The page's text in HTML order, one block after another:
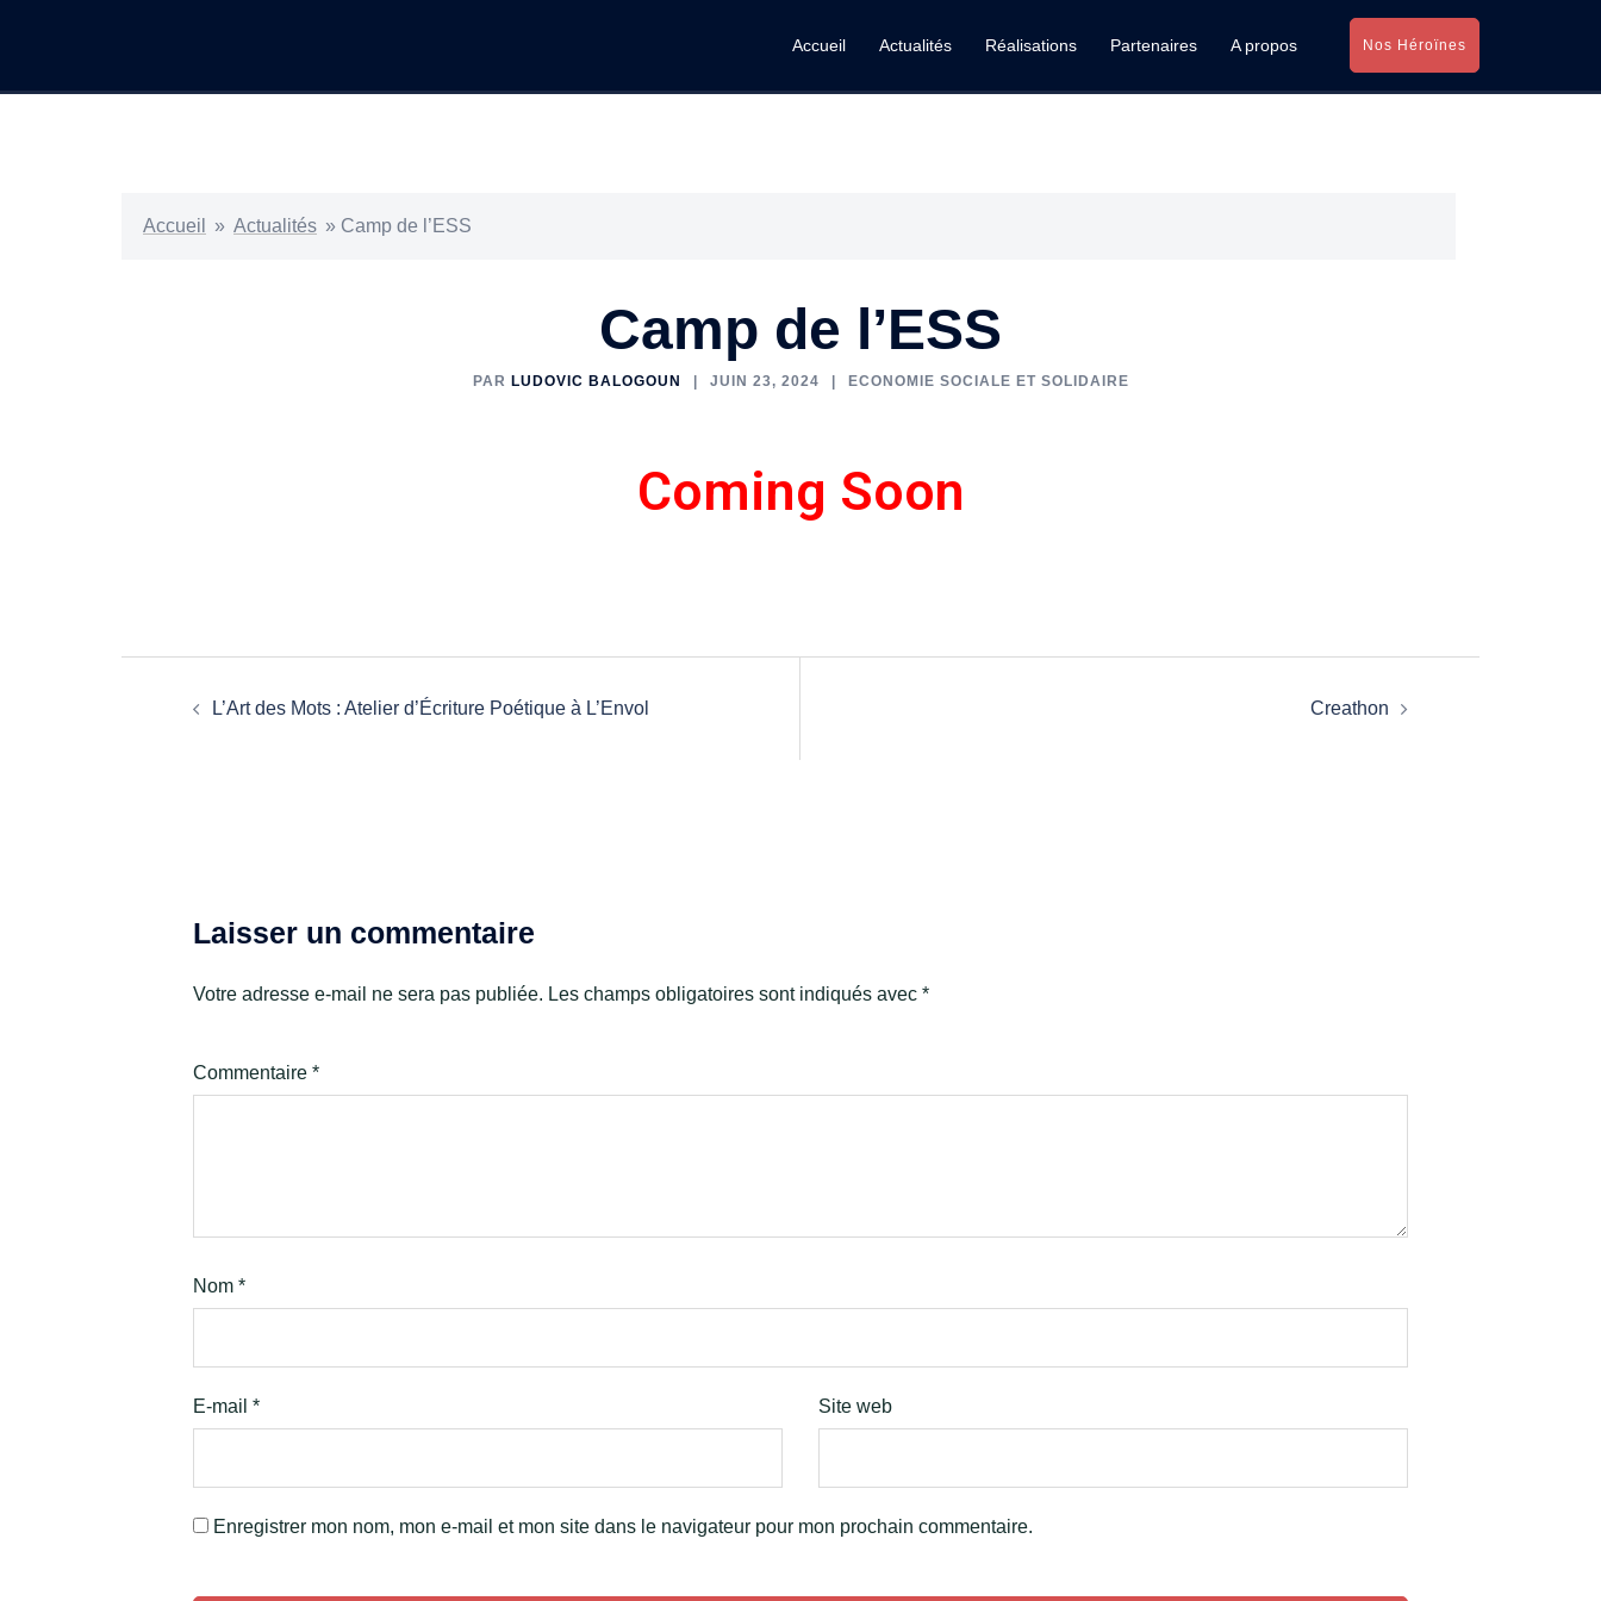
Accueil Actualités Réalisations Partenaires A propos Nos Héroïnes
Accueil » Actualités » Camp de l’ESS
Camp de l’ESS
PAR LUDOVIC BALOGOUN JUIN 23, 2024 ECONOMIE SOCIALE ET SOLIDAIRE
Coming Soon
L’Art des Mots : Atelier d’Écriture Poétique à L’Envol Creathon
Laisser un commentaire
Votre adresse e-mail ne sera pas publiée. Les champs obligatoires sont indiqués avec *
Commentaire *
Nom *
E-mail * Site web
Enregistrer mon nom, mon e-mail et mon site dans le navigateur pour mon prochain commentaire.